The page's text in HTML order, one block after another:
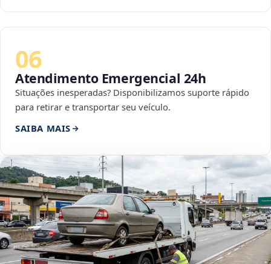
06
Atendimento Emergencial 24h
Situações inesperadas? Disponibilizamos suporte rápido
para retirar e transportar seu veículo.
SAIBA MAIS